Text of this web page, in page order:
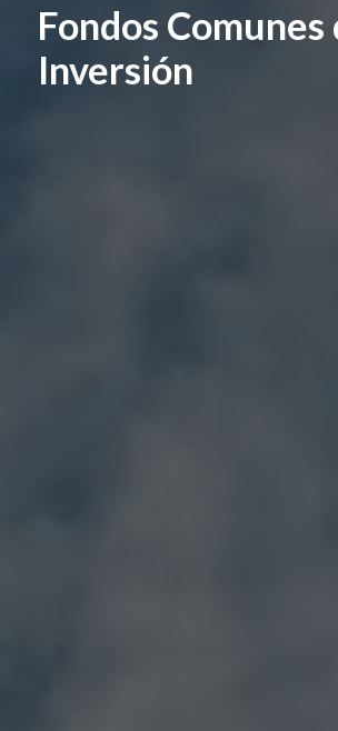
Fondos Comunes
Inversión